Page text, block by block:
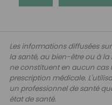
Les informations diffusées
la santé, au bien-être ou à
ne constituent en aucun
prescription médicale.
un professionnel de santé
état de santé.